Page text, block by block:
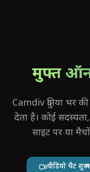
मुफ्त
Camdiv दुनिया भर
देता है। कोई
साइट पर या
वीडियो चैट शुरू